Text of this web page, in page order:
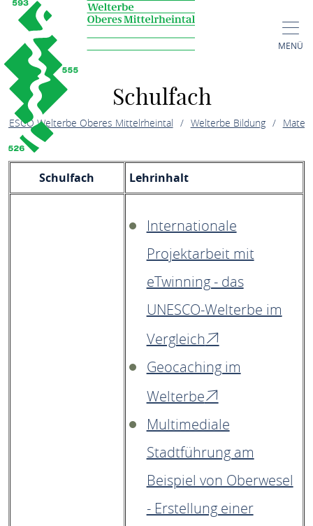
MENÜ
Schulfach
Welterbe Oberes Mittelrheintal Welterbe Bildung
Schulfach Lehrinhalt
Internationale
Projektarbeit mit
eTwinning - das
UNESCO-Welterbe im
Vergleich
Geocaching im
Welterbe
Multimediale
Stadtführung am
Beispiel von Oberwesel
- Erstellung einer